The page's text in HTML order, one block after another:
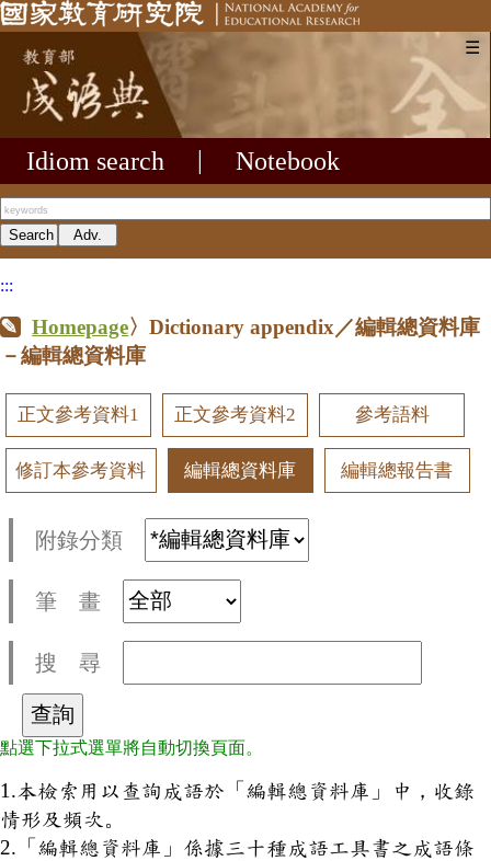
☰
Idiom search Notebook
:::
Homepage〉Dictionary appendix／編輯總資料庫
－編輯總資料庫
正文參考資料1 正文參考資料2 參考語料
修訂本參考資料 編輯總資料庫 編輯總報告書
附錄分類
筆 畫
搜 尋
點選下拉式選單將自動切換頁面。
1.本檢索用以查詢成語於「編輯總資料庫」中，收錄
情形及頻次。
2.「編輯總資料庫」係據三十種成語工具書之成語條